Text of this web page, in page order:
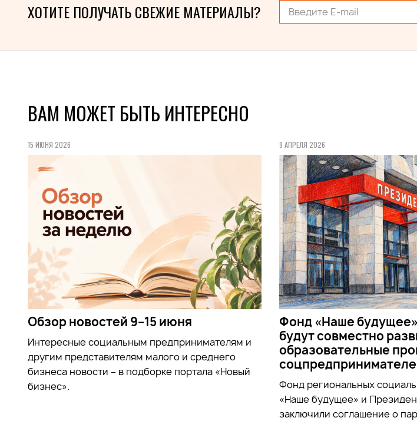
ХОТИТЕ ПОЛУЧАТЬ СВЕЖИЕ МАТЕРИАЛЫ?
ВАМ МОЖЕТ БЫТЬ ИНТЕРЕСНО
15 ИЮНЯ 2026
Обзор новостей 9–15 июня
Интересные социальным предпринимателям и
другим представителям малого и среднего
бизнеса новости – в подборке портала «Новый
бизнес».
9 АПРЕЛЯ 2026
Фонд «Наше
будут совместно
образовательные
Фонд региональных
«Наше будущее» и
заключили соглашение о